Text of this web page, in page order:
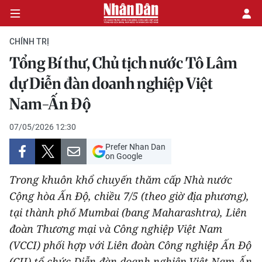
CHÍNH TRỊ
KINH TẾ
VĂN HÓA
XÃ HỘI
PHÁP LUẬT
DU LỊCH
THẾ GIỚI
CHÍNH TRỊ
Tổng Bí thư, Chủ tịch nước Tô Lâm
dự Diễn đàn doanh nghiệp Việt
Nam-Ấn Độ
07/05/2026 12:30
Prefer Nhan Dan
on Google
Trong khuôn khổ chuyến thăm cấp Nhà nước
Cộng hòa Ấn Độ, chiều 7/5 (theo giờ địa phương),
tại thành phố Mumbai (bang Maharashtra), Liên
đoàn Thương mại và Công nghiệp Việt Nam
(VCCI) phối hợp với Liên đoàn Công nghiệp Ấn Độ